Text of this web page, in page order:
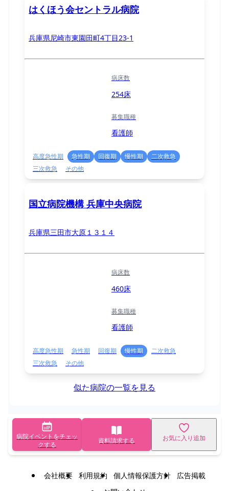
はくほう会セントラル病院
兵庫県尼崎市東園田町4丁目23-1
病床数
254床
募集職種
看護師
高度急性期 急性期 回復期 慢性期
二次救急
三次救急
その他
国立病院機構 兵庫中央病院
兵庫県三田市大原１３１４
病床数
460床
募集職種
看護師
高度急性期 急性期 回復期 慢性期
二次救急
三次救急
その他
似た病院の一覧を見る
病院イベントをチェッ
クする
資料請求する お気に入り追加
会社概要 利用規約 個人情報保護方針
広告掲載